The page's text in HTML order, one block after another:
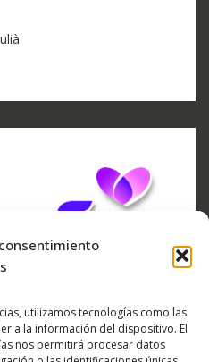
utilizamos tecnologías como las
a la información del dispositivo. El
nos permitirá procesar datos